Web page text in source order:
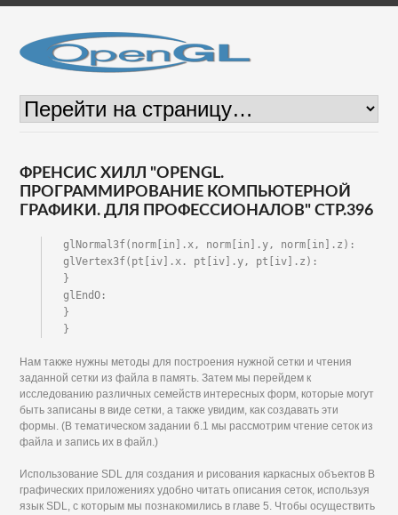
ФРЕНСИС ХИЛЛ "OPENGL.
ПРОГРАММИРОВАНИЕ КОМПЬЮТЕРНОЙ
ГРАФИКИ. ДЛЯ ПРОФЕССИОНАЛОВ" СТР.396
glNormal3f(norm[in].x, norm[in].y, norm[in].z):
glVertex3f(pt[iv].x. pt[iv].y, pt[iv].z):
}
glEndO:
}
}
Нам также нужны методы для построения нужной сетки и чтения
заданной сетки из файла в память. Затем мы перейдем к
исследованию различных семейств интересных форм, которые могут
быть записаны в виде сетки, а также увидим, как создавать эти
формы. (В тематическом задании 6.1 мы рассмотрим чтение сеток из
файла и запись их в файл.)
Использование SDL для создания и рисования каркасных объектов В
графических приложениях удобно читать описания сеток, используя
язык SDL, с которым мы познакомились в главе 5. Чтобы осуществить